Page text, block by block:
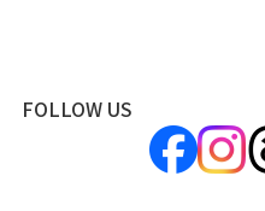
FOLLOW US